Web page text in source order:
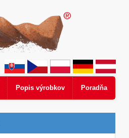
Popis výrobkov Poradňa